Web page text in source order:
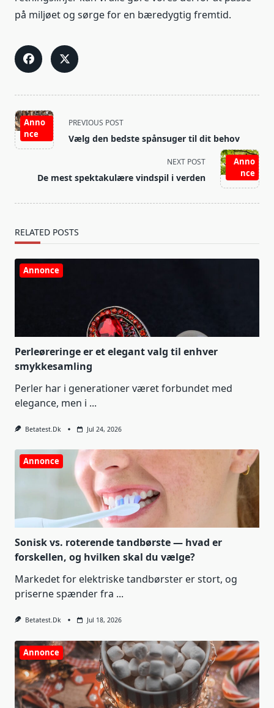
på miljøet og sørge for en bæredygtig fremtid.
<span
class="nav-
subtitle
reader-
Anno
nce
PREVIOUS POST
Vælg den bedste spånsuger til dit behov
Anno
nce
NEXT POST
De mest spektakulære vindspil i verden
RELATED POSTS
Annonce
Perleøreringe er et elegant valg til enhver
smykkesamling
Perler har i generationer været forbundet med
elegance, men i ...
Betatest.dk Jul 24, 2026
Annonce
Sonisk vs. roterende tandbørste — hvad er
forskellen, og hvilken skal du vælge?
Markedet for elektriske tandbørster er stort, og
priserne spænder fra ...
Betatest.dk Jul 18, 2026
Annonce